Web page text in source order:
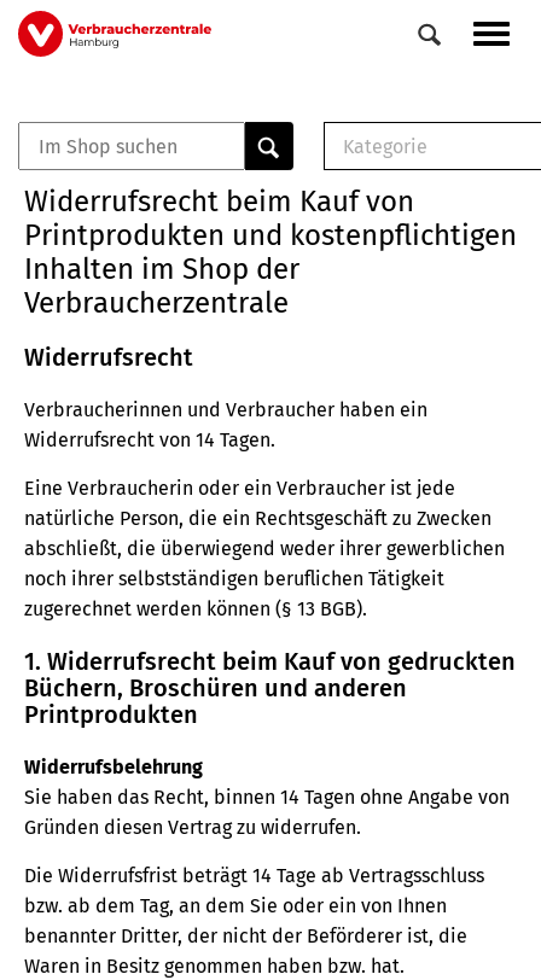
Direkt
zum
Veranstaltungen
0
Elemente
Kategorie
Musterbrief (RTF)
E-Broschüre
Widerrufsrecht beim Kauf von
Printprodukten und kostenpflichtigen
Inhalten im Shop der
Verbraucherzentrale
Widerrufsrecht
Verbraucherinnen und Verbraucher haben ein
Widerrufsrecht von 14 Tagen.
Eine Verbraucherin oder ein Verbraucher ist jede
natürliche Person, die ein Rechtsgeschäft zu Zwecken
abschließt, die überwiegend weder ihrer gewerblichen
noch ihrer selbstständigen beruflichen Tätigkeit
zugerechnet werden können (§ 13 BGB).
1. Widerrufsrecht beim Kauf von gedruckten
Büchern, Broschüren und anderen
Printprodukten
Widerrufsbelehrung
Sie haben das Recht, binnen 14 Tagen ohne Angabe von
Gründen diesen Vertrag zu widerrufen.
Die Widerrufsfrist beträgt 14 Tage ab Vertragsschluss
bzw. ab dem Tag, an dem Sie oder ein von Ihnen
benannter Dritter, der nicht der Beförderer ist, die
Waren in Besitz genommen haben bzw. hat.